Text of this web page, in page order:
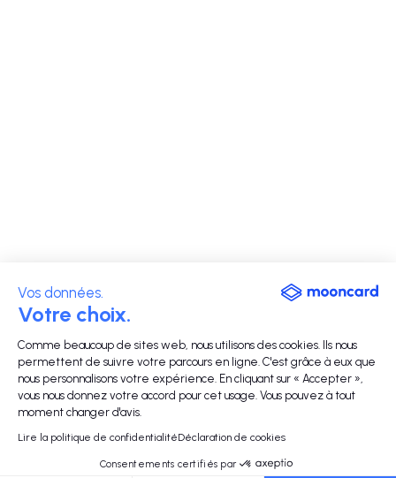
Vos données.
Votre choix.
Comme beaucoup de sites web, nous utilisons des cookies. Ils nous
permettent de suivre votre parcours en ligne. C'est grâce à eux que
nous personnalisons votre expérience. En cliquant sur « Accepter »,
vous nous donnez votre accord pour cet usage. Vous pouvez à tout
moment changer d'avis.
Lire la politique de confidentialitéDéclaration de cookies
Consentements certifiés par